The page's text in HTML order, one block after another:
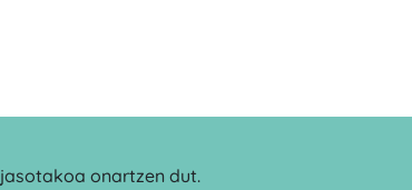
jasotakoa onartzen dut.